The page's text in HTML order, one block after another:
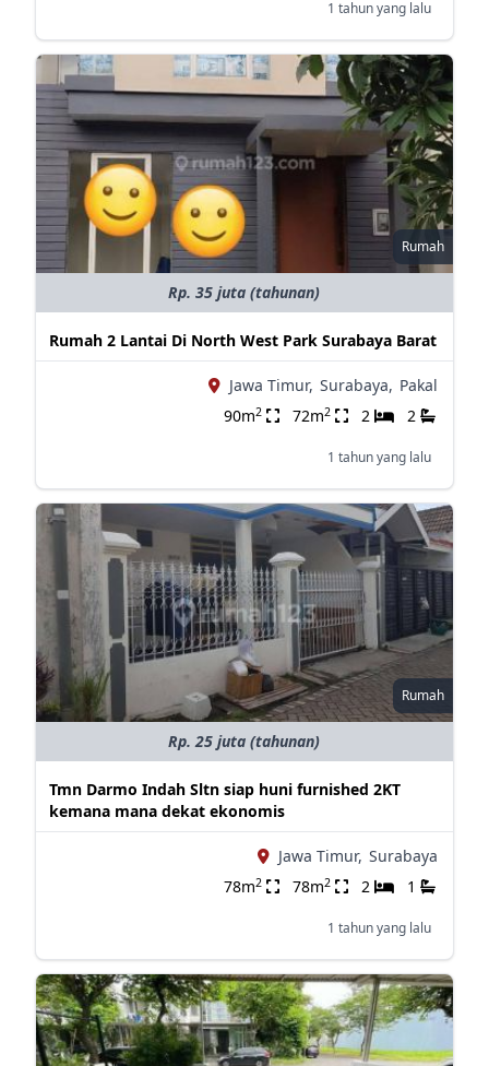
1 tahun yang lalu
Rumah
Rp. 35 juta (tahunan)
Rumah 2 Lantai Di North West Park Surabaya Barat
Jawa Timur, Surabaya, Pakal
90m2 72m2 2 2
1 tahun yang lalu
Rumah
Rp. 25 juta (tahunan)
Tmn Darmo Indah Sltn siap huni furnished 2KT
kemana mana dekat ekonomis
Jawa Timur, Surabaya
78m2 78m2 2 1
1 tahun yang lalu